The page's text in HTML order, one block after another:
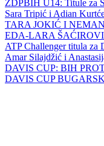
ZDPBIH U14: Titule za
Sara Tripić i Adian
TARA JOKIĆ I
EDA-LARA
ATP Challenger titula za
Amar Silajdžić i
DAVIS CUP: BIH
DAVIS CUP